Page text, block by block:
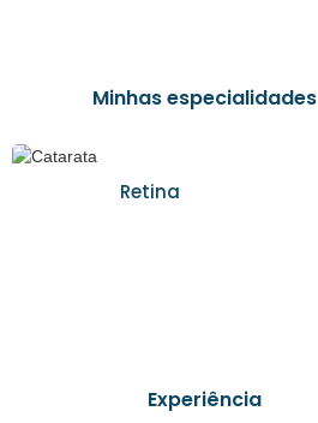
Minhas especialidades
Retina
Experiência